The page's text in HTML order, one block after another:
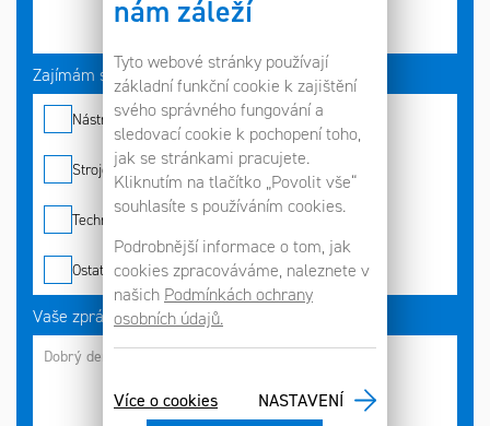
nám záleží
Tyto webové stránky používají
základní funkční cookie k zajištění
svého správného fungování a
sledovací cookie k pochopení toho,
jak se stránkami pracujete.
Kliknutím na tlačítko „Povolit vše“
souhlasíte s používáním cookies.
Podrobnější informace o tom, jak
cookies zpracováváme, naleznete v
našich Podmínkách ochrany
osobních údajů.
Více o cookies NASTAVENÍ
Zajímám se o*
Nástroje
Stroje
Technologie
Ostatní
Vaše zpráva